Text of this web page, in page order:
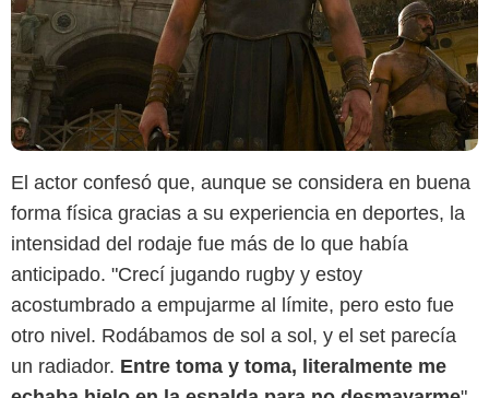
El actor confesó que, aunque se considera en buena
forma física gracias a su experiencia en deportes, la
intensidad del rodaje fue más de lo que había
anticipado. "Crecí jugando rugby y estoy
acostumbrado a empujarme al límite, pero esto fue
otro nivel. Rodábamos de sol a sol, y el set parecía
un radiador. Entre toma y toma, literalmente me
Paramount Pictures